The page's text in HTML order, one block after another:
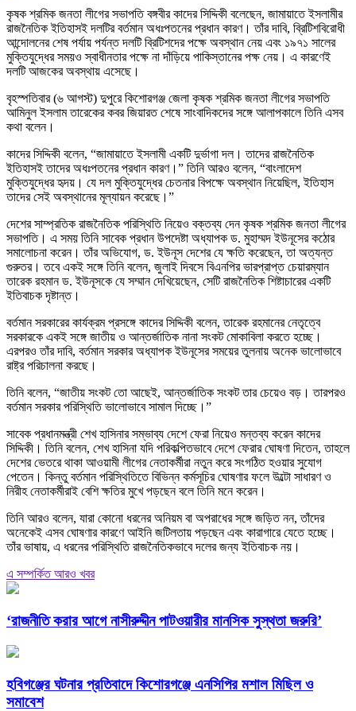
কৃষক শ্রমিক জনতা লীগের সভাপতি বঙ্গবীর কাদের সিদ্দিকী বলেছেন, জামায়াতে ইসলামীর
রাজনৈতিক ইতিহাসই দলটির বর্তমান অধঃপতনের প্রধান কারণ। তাঁর দাবি, ব্রিটিশবিরোধী
আন্দোলনের শেষ পর্যায় পর্যন্ত দলটি ব্রিটিশদের পক্ষে অবস্থান নেয় এবং ১৯৭১ সালের
মুক্তিযুদ্ধের সময়ও স্বাধীনতার পক্ষে না দাঁড়িয়ে পাকিস্তানের পক্ষ নেয়। এ কারণেই
দলটি আজকের অবস্থায় এসেছে।
বৃহস্পতিবার (৬ আগস্ট) দুপুরে কিশোরগঞ্জ জেলা কৃষক শ্রমিক জনতা লীগের সভাপতি
আমিনুল ইসলাম তারেকের কবর জিয়ারত শেষে সাংবাদিকদের সঙ্গে আলাপকালে তিনি এসব
কথা বলেন।
কাদের সিদ্দিকী বলেন, “জামায়াতে ইসলামী একটি দুর্ভাগা দল। তাদের রাজনৈতিক
ইতিহাসই তাদের অধঃপতনের প্রধান কারণ।” তিনি আরও বলেন, “বাংলাদেশ
মুক্তিযুদ্ধের হৃদয়। যে দল মুক্তিযুদ্ধের চেতনার বিপক্ষে অবস্থান নিয়েছিল, ইতিহাস
তাদের সেই অবস্থানের মূল্যায়ন করেছে।”
দেশের সাম্প্রতিক রাজনৈতিক পরিস্থিতি নিয়েও বক্তব্য দেন কৃষক শ্রমিক জনতা লীগের
সভাপতি। এ সময় তিনি সাবেক প্রধান উপদেষ্টা অধ্যাপক ড. মুহাম্মদ ইউনূসের কঠোর
সমালোচনা করেন। তাঁর অভিযোগ, ড. ইউনূস দেশের যে ক্ষতি করেছেন, তা অত্যন্ত
গুরুতর। তবে একই সঙ্গে তিনি বলেন, জুলাই দিবসে বিএনপির ভারপ্রাপ্ত চেয়ারম্যান
তারেক রহমান ড. ইউনূসকে যে সম্মান দেখিয়েছেন, সেটি রাজনৈতিক শিষ্টাচারের একটি
ইতিবাচক দৃষ্টান্ত।
বর্তমান সরকারের কার্যক্রম প্রসঙ্গে কাদের সিদ্দিকী বলেন, তারেক রহমানের নেতৃত্বে
সরকারকে একই সঙ্গে জাতীয় ও আন্তর্জাতিক নানা সংকট মোকাবিলা করতে হচ্ছে।
এরপরও তাঁর দাবি, বর্তমান সরকার অধ্যাপক ইউনূসের সময়ের তুলনায় অনেক ভালোভাবে
রাষ্ট্র পরিচালনা করছে।
তিনি বলেন, “জাতীয় সংকট তো আছেই, আন্তর্জাতিক সংকট তার চেয়েও বড়। তারপরও
বর্তমান সরকার পরিস্থিতি ভালোভাবে সামাল দিচ্ছে।”
সাবেক প্রধানমন্ত্রী শেখ হাসিনার সম্ভাব্য দেশে ফেরা নিয়েও মন্তব্য করেন কাদের
সিদ্দিকী। তিনি বলেন, শেখ হাসিনা যদি পরিকল্পিতভাবে দেশে ফেরার ঘোষণা দিতেন, তাহলে
দেশের ভেতরে থাকা আওয়ামী লীগের নেতাকর্মীরা নতুন করে সংগঠিত হওয়ার সুযোগ
পেতেন। কিন্তু বর্তমান পরিস্থিতিতে বিভিন্ন কর্মসূচির ঘোষণার ফলে উল্টো সাধারণ ও
নিরীহ নেতাকর্মীরাই বেশি ক্ষতির মুখে পড়ছেন বলে তিনি মনে করেন।
তিনি আরও বলেন, যারা কোনো ধরনের অনিয়ম বা অপরাধের সঙ্গে জড়িত নন, তাঁদের
অনেকেই এসব ঘোষণার কারণে আইনি জটিলতায় পড়ছেন এবং কারাগারে যেতে হচ্ছে।
তাঁর ভাষায়, এ ধরনের পরিস্থিতি রাজনৈতিকভাবে দলের জন্য ইতিবাচক নয়।
এ সম্পর্কিত আরও খবর
‘রাজনীতি করার আগে নাসীরুদ্দীন পাটওয়ারীর মানসিক সুস্থতা জরুরি’
হবিগঞ্জের ঘটনার প্রতিবাদে কিশোরগঞ্জে এনসিপির মশাল মিছিল ও
সমাবেশ